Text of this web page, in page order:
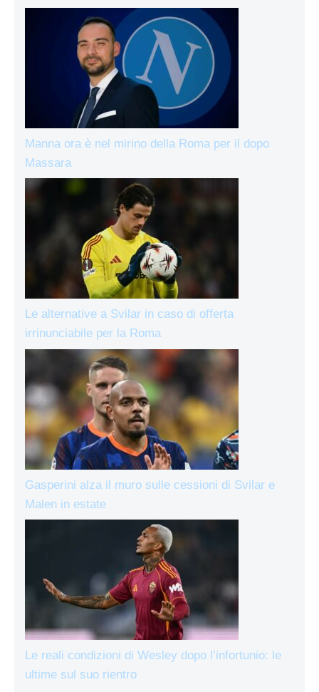
Manna ora è nel mirino della Roma per il dopo
Massara
Le alternative a Svilar in caso di offerta
irrinunciabile per la Roma
Gasperini alza il muro sulle cessioni di Svilar e
Malen in estate
Le reali condizioni di Wesley dopo l’infortunio: le
ultime sul suo rientro